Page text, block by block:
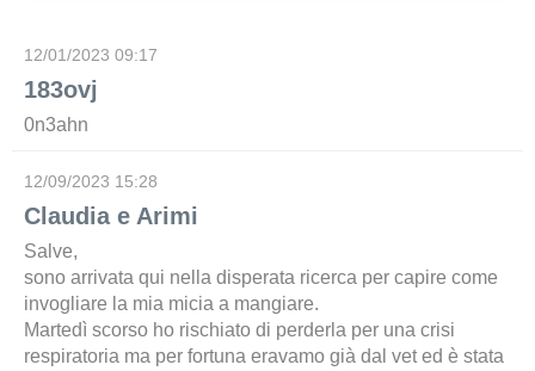
12/01/2023 09:17
183ovj
0n3ahn
12/09/2023 15:28
Claudia e Arimi
Salve,
sono arrivata qui nella disperata ricerca per capire come
invogliare la mia micia a mangiare.
Martedì scorso ho rischiato di perderla per una crisi
respiratoria ma per fortuna eravamo già dal vet ed è stata